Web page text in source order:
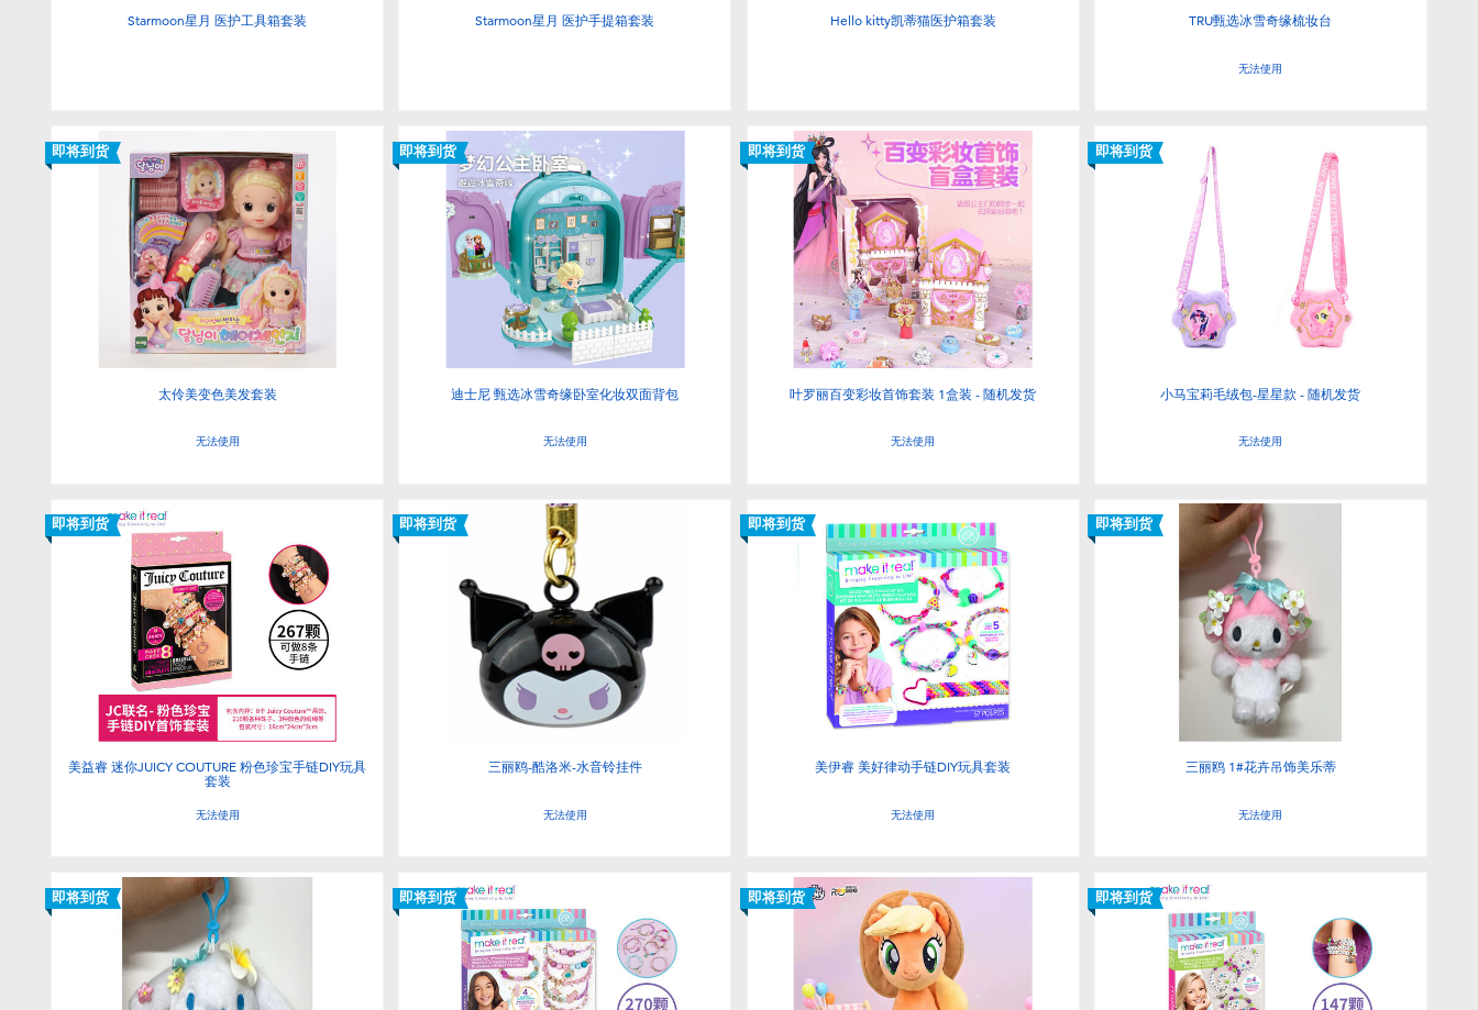
Starmoon星月 医护工具箱套装 Starmoon星月 医护手提箱套装 Hello kitty凯蒂猫医护箱套装 TRU甄选冰雪奇缘梳妆台
无法使用
即将到货
太伶美变色美发套装
无法使用
即将到货
迪士尼 甄选冰雪奇缘卧室化妆双面背包
无法使用
即将到货
叶罗丽百变彩妆首饰套装 1盒装 - 随机发货
无法使用
即将到货
小马宝莉毛绒包-星星款 - 随机发货
无法使用
即将到货
美益睿 迷你JUICY COUTURE 粉色珍宝手链DIY玩具
套装
无法使用
即将到货
三丽鸥-酷洛米-水音铃挂件
无法使用
即将到货
美伊睿 美好律动手链DIY玩具套装
无法使用
即将到货
三丽鸥 1#花卉吊饰美乐蒂
无法使用
即将到货 即将到货 即将到货 即将到货